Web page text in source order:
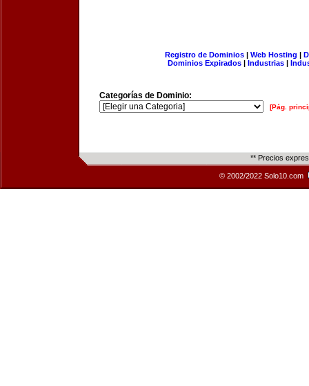
Registro de Dominios| Web Hosting |
Dominios Expirados | Industrias |
Categorías de Dominio:
[Pág.
** Precios
© 2002/2022 Solo10.com